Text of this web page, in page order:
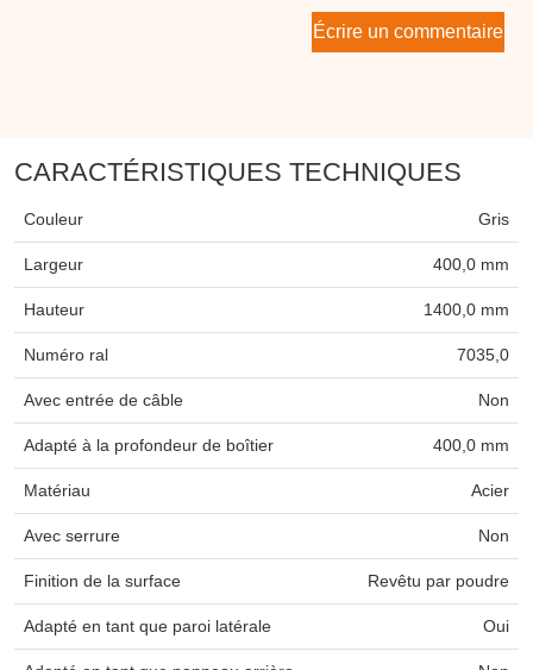
Écrire un commentaire
CARACTÉRISTIQUES TECHNIQUES
Couleur Gris
Largeur 400,0 mm
Hauteur 1400,0 mm
Numéro ral 7035,0
Avec entrée de câble Non
Adapté à la profondeur de boîtier 400,0 mm
Matériau Acier
Avec serrure Non
Finition de la surface Revêtu par poudre
Adapté en tant que paroi latérale Oui